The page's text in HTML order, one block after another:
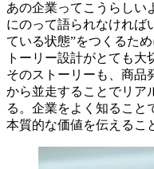
あの企業ってこうらしい
にのって語られなければ
ている状態”をつくるた
トーリー設計がとても大
そのストーリーも、商品
から並走することでリア
る。企業をよく知ること
本質的な価値を伝えるこ